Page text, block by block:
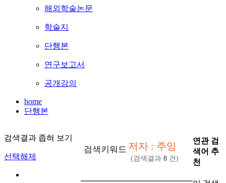
해외학술논문
학술지
단행본
연구보고서
공개강의
home
단행본
검색결과 좁혀 보기
선택해제
검색키워드 저자 : 주잉
(검색결과 8 건)
연관 검
색어 추
천